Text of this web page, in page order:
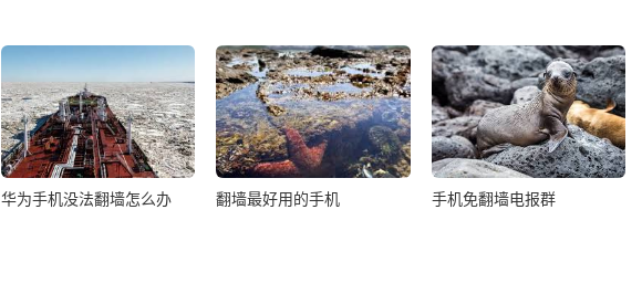
华为手机没法翻墙怎么办 翻墙最好用的手机 手机免翻墙电报群